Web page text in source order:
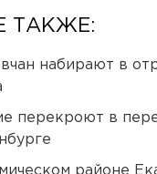
ТАКЖЕ:
набирают в
перекроют в
районе